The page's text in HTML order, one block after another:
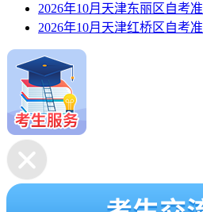
2026年10月天津东丽区自考
2026年10月天津红桥区自考